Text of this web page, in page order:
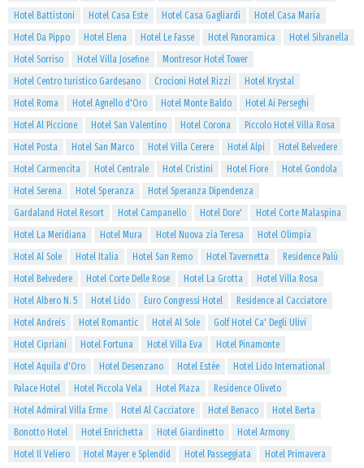
Hotel Battistoni
Hotel Casa Este Hotel Casa Gagliardi
Hotel Casa Maria
Hotel Da Pippo
Hotel Elena Hotel Le Fasse Hotel Panoramica
Hotel Silvanella
Hotel Sorriso
Hotel Villa Josefine
Montresor Hotel Tower
Hotel Centro turistico Gardesano
Crocioni Hotel Rizzi
Hotel Krystal
Hotel Roma
Hotel Agnello d'Oro Hotel Monte Baldo
Hotel Ai Perseghi
Hotel Al Piccione
Hotel San Valentino Hotel Corona
Piccolo Hotel Villa Rosa
Hotel Posta
Hotel San Marco Hotel Villa Cerere Hotel Alpi
Hotel Belvedere
Hotel Carmencita
Hotel Centrale Hotel Cristini Hotel Fiore
Hotel Gondola
Hotel Serena
Hotel Speranza
Hotel Speranza Dipendenza
Gardaland Hotel Resort
Hotel Campanello Hotel Dore'
Hotel Corte Malaspina
Hotel La Meridiana
Hotel Mura Hotel Nuova zia Teresa
Hotel Olimpia
Hotel Al Sole
Hotel Italia Hotel San Remo Hotel Tavernetta
Residence Palù
Hotel Belvedere
Hotel Corte Delle Rose Hotel La Grotta
Hotel Villa Rosa
Hotel Albero N. 5
Hotel Lido Euro Congressi Hotel
Residence al Cacciatore
Hotel Andreis
Hotel Romantic Hotel Al Sole
Golf Hotel Ca' Degli Ulivi
Hotel Cipriani
Hotel Fortuna Hotel Villa Eva
Hotel Pinamonte
Hotel Aquila d'Oro
Hotel Desenzano Hotel Estée
Hotel Lido International
Palace Hotel
Hotel Piccola Vela Hotel Plaza
Residence Oliveto
Hotel Admiral Villa Erme
Hotel Al Cacciatore Hotel Benaco
Hotel Berta
Bonotto Hotel
Hotel Enrichetta Hotel Giardinetto
Hotel Armony
Hotel Il Veliero
Hotel Mayer e Splendid Hotel Passeggiata
Hotel Primavera